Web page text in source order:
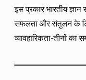
इस प्रकार भारतीय
सफलता और संतुलन के
व्यावहारिकता-तीनों